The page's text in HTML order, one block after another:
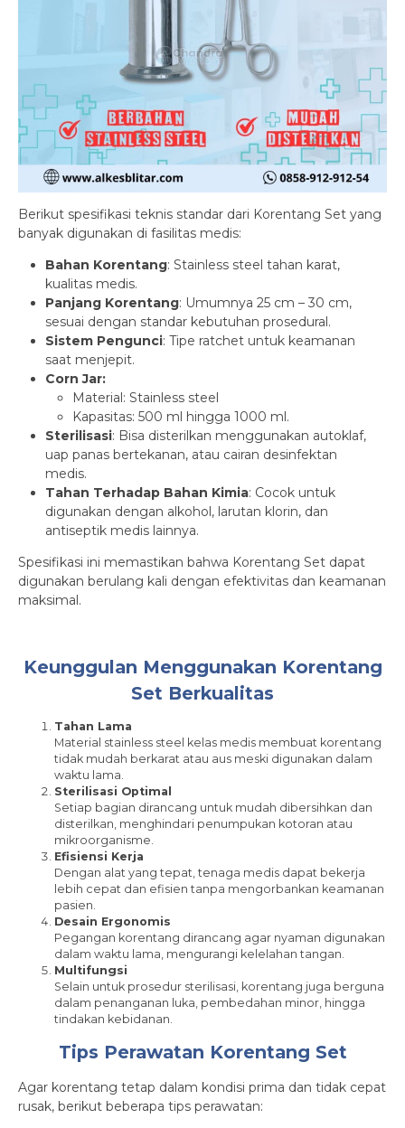
Berikut spesifikasi teknis standar dari Korentang Set yang
banyak digunakan di fasilitas medis:
Bahan Korentang: Stainless steel tahan karat,
kualitas medis.
Panjang Korentang: Umumnya 25 cm – 30 cm,
sesuai dengan standar kebutuhan prosedural.
Sistem Pengunci: Tipe ratchet untuk keamanan
saat menjepit.
Corn Jar:
Material: Stainless steel
Kapasitas: 500 ml hingga 1000 ml.
Sterilisasi: Bisa disterilkan menggunakan autoklaf,
uap panas bertekanan, atau cairan desinfektan
medis.
Tahan Terhadap Bahan Kimia: Cocok untuk
digunakan dengan alkohol, larutan klorin, dan
antiseptik medis lainnya.
Spesifikasi ini memastikan bahwa Korentang Set dapat
digunakan berulang kali dengan efektivitas dan keamanan
maksimal.
Keunggulan Menggunakan Korentang
Set Berkualitas
Tahan Lama
Material stainless steel kelas medis membuat korentang
tidak mudah berkarat atau aus meski digunakan dalam
waktu lama.
Sterilisasi Optimal
Setiap bagian dirancang untuk mudah dibersihkan dan
disterilkan, menghindari penumpukan kotoran atau
mikroorganisme.
Efisiensi Kerja
Dengan alat yang tepat, tenaga medis dapat bekerja
lebih cepat dan efisien tanpa mengorbankan keamanan
pasien.
Desain Ergonomis
Pegangan korentang dirancang agar nyaman digunakan
dalam waktu lama, mengurangi kelelahan tangan.
Multifungsi
Selain untuk prosedur sterilisasi, korentang juga berguna
dalam penanganan luka, pembedahan minor, hingga
tindakan kebidanan.
Tips Perawatan Korentang Set
Agar korentang tetap dalam kondisi prima dan tidak cepat
rusak, berikut beberapa tips perawatan: